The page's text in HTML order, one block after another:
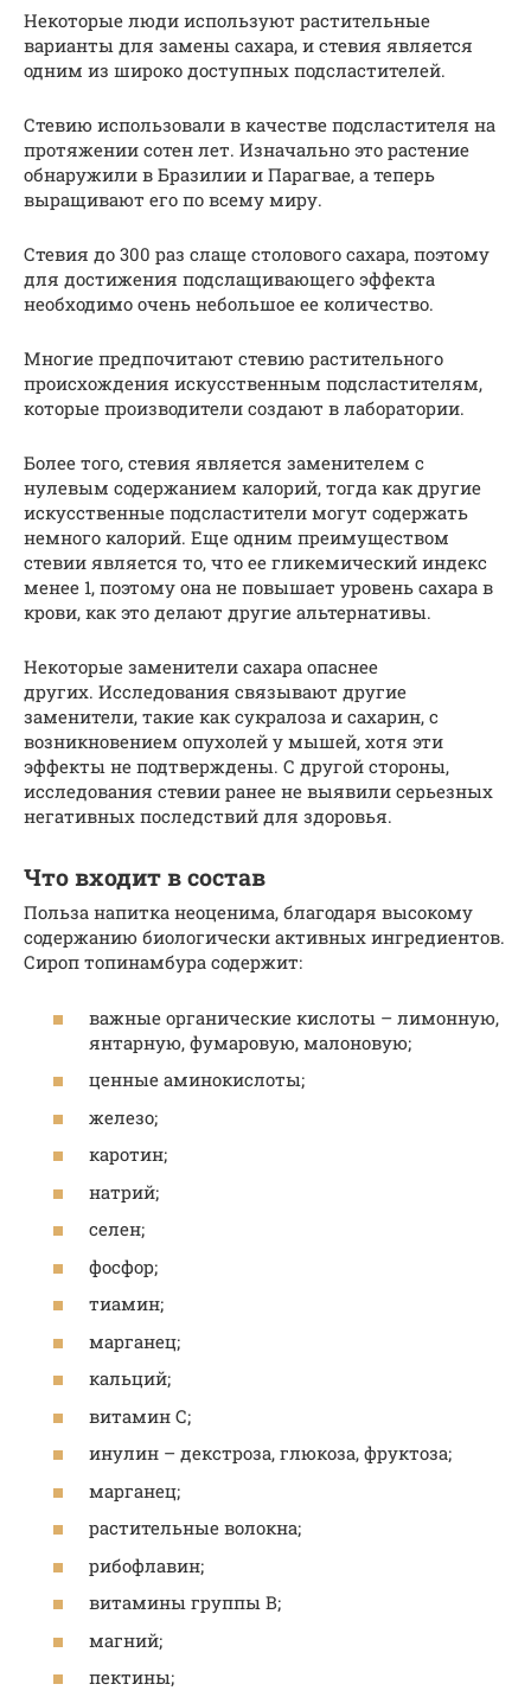
Некоторые люди используют растительные
варианты для замены сахара, и стевия является
одним из широко доступных подсластителей.
Стевию использовали в качестве подсластителя на
протяжении сотен лет. Изначально это растение
обнаружили в Бразилии и Парагвае, а теперь
выращивают его по всему миру.
Стевия до 300 раз слаще столового сахара, поэтому
для достижения подслащивающего эффекта
необходимо очень небольшое ее количество.
Многие предпочитают стевию растительного
происхождения искусственным подсластителям,
которые производители создают в лаборатории.
Более того, стевия является заменителем с
нулевым содержанием калорий, тогда как другие
искусственные подсластители могут содержать
немного калорий. Еще одним преимуществом
стевии является то, что ее гликемический индекс
менее 1, поэтому она не повышает уровень сахара в
крови, как это делают другие альтернативы.
Некоторые заменители сахара опаснее
других. Исследования связывают другие
заменители, такие как сукралоза и сахарин, с
возникновением опухолей у мышей, хотя эти
эффекты не подтверждены. С другой стороны,
исследования стевии ранее не выявили серьезных
негативных последствий для здоровья.
Что входит в состав
Польза напитка неоценима, благодаря высокому
содержанию биологически активных ингредиентов.
Сироп топинамбура содержит:
важные органические кислоты – лимонную,
янтарную, фумаровую, малоновую;
ценные аминокислоты;
железо;
каротин;
натрий;
селен;
фосфор;
тиамин;
марганец;
кальций;
витамин С;
инулин – декстроза, глюкоза, фруктоза;
марганец;
растительные волокна;
рибофлавин;
витамины группы В;
магний;
пектины;